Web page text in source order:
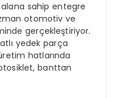
sahip entegre
otomotiv ve
gerçekleştiriyor.
yedek parça
hatlarında
banttan